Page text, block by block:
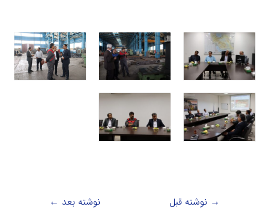
→ نوشته قبل نوشته بعد ←